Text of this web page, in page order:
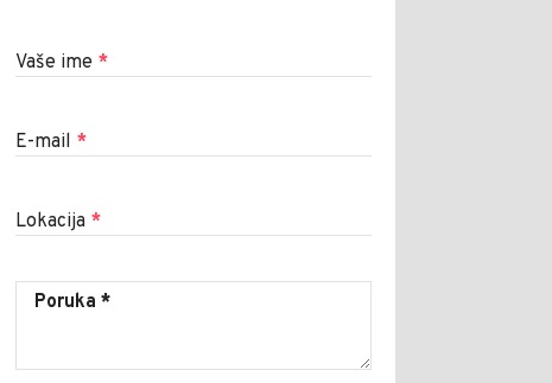
Vaše ime *
E-mail *
Lokacija *